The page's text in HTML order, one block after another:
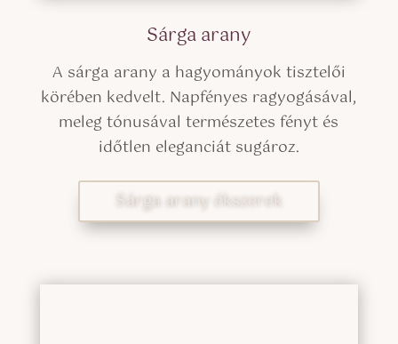
Sárga arany
A sárga arany a hagyományok tisztelői
körében kedvelt. Napfényes ragyogásával,
meleg tónusával természetes fényt és
időtlen eleganciát sugároz.
Sárga arany ékszerek